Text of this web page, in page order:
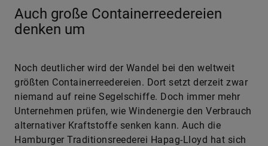
Auch große Containerreedereien
denken um
Noch deutlicher wird der Wandel bei den weltweit
größten Containerreedereien. Dort setzt derzeit zwar
niemand auf reine Segelschiffe. Doch immer mehr
Unternehmen prüfen, wie Windenergie den Verbrauch
alternativer Kraftstoffe senken kann. Auch die
Hamburger Traditionsreederei Hapag-Lloyd hat sich